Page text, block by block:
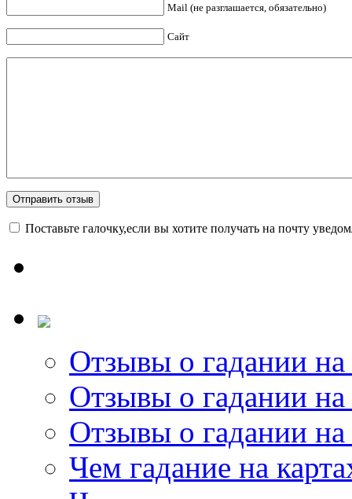
Mail (не разглашается, обязательно)
Сайт
Поставьте галочку,если вы хотите получать на почту
Отзывы о гадании на
Отзывы о гадании на
Отзывы о гадании на
Чем гадание на